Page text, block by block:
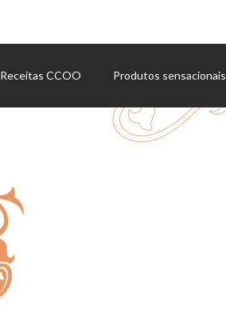
Receitas CCOO Produtos sensacionais